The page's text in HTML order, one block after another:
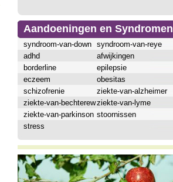
Aandoeningen en Syndromen
syndroom-van-down
syndroom-van-reye
adhd
afwijkingen
borderline
epilepsie
eczeem
obesitas
schizofrenie
ziekte-van-alzheimer
ziekte-van-bechterewziekte-van-lyme
ziekte-van-parkinson stoornissen
stress